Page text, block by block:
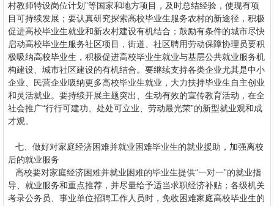
村教师特设岗位计划”等国家和地方项目，及时总结经验，使现有项
目可持续发展；要认真研究探索高校毕业生服务农村的新途径，积极
促进高校毕业生就业和新农村建设有机结合；鼓励有条件的城市尽快
启动高校毕业生服务社区项目，街道、社区聘用劳动保障协理员要积
极吸纳高校毕业生，积极促进高校毕业生就业与基层公共就业服务机
构建设、城市社区建设的有机结合。要继续支持各类企业尤其是中小
企业、民营企业吸纳更多高校毕业生就业，大力扶持毕业生自主创业
和灵活就业。要持续开展主题突出、生动有效的宣传教育活动，在全
社会推广“行行可建功、处处可立业、劳动最光荣”的新型就业观和成
才观。
七、做好对家庭经济困难并就业困难毕业生的就业援助，加强离校
后的就业服务
高校要对家庭经济困难并就业困难的毕业生提供“一对一”的就业指
导、就业服务和重点推荐，并尽量给予适当求职经济补贴；各级机关
考录公务员、事业单位招聘工作人员时，免收困难家庭高校毕业生的